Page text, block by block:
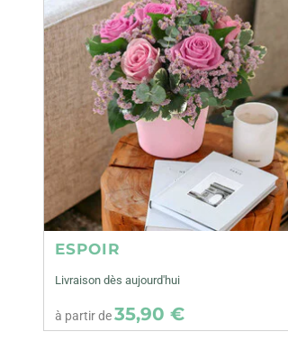
ESPOIR
Livraison dès aujourd'hui
à partir de35,90 €